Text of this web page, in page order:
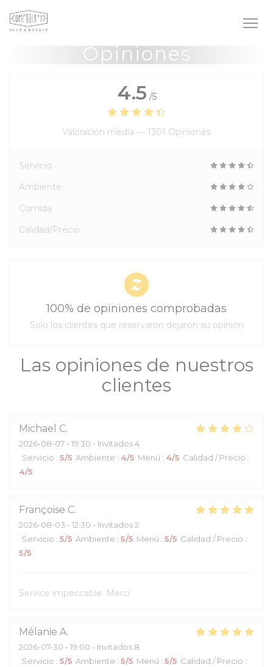
Personalización de sus opciones de cookies
Opiniones
Las opiniones de nuestros
clientes
Michael C
2026-08-07 - 19:30 - Invitados 4
Servicio : 5/5 Ambiente : 4/5 Menú : 4/5 Calidad / Precio :
4/5
Françoise C
2026-08-03 - 12:30 - Invitados 2
Servicio : 5/5 Ambiente : 5/5 Menú : 5/5 Calidad / Precio :
5/5
Service impeccable. Merci
Mélanie A
2026-07-30 - 19:00 - Invitados 8
Servicio : 5/5 Ambiente : 5/5 Menú : 5/5 Calidad / Precio :
4.5 /5
Valoración media — 1301 Opiniones
Servicio
Ambiente
Comida
Calidad/Precio
100% de opiniones comprobadas
Solo los clientes que reservaron dejaron su opinión